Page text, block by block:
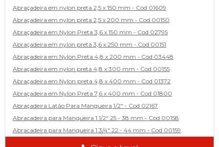
Abraçadeira em nylon preta 2,5 x 150 mm - Cod 01609
Abraçadeira em nylon preta 2,5 x 200 mm - Cod 00150
Abraçadeira em Nylon Preta 3,6 x 150 mm - Cod 02795
Abraçadeira em nylon preta 3,6 x 250 mm - Cod 00151
Abraçadeira em Nylon Preta 4,8 x 200 mm - Cod 03448
Abraçadeira em nylon preta 4,8 x 300 mm - Cod 00155
Abraçadeira em Nylon preta 4,8 x 400 mm - Cod 01372
Abraçadeira em Nylon Preta 7,6 x 400 mm - Cod 01800
Abraçadeira Latão Para Mangueira 1/2" - Cod 02167
Abracadeira para Mangueira 1.1/2" 25 - 38 mm - Cod 00158
Abracadeira para Mangueira 1.3/4" 22 - 44 mm - Cod 00159
Abracadeira para Mangueira 1/2' 14 - 22 - Cod 02585